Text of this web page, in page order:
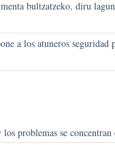
bultzatzeko, diru
a los atuneros seguridad
los problemas se